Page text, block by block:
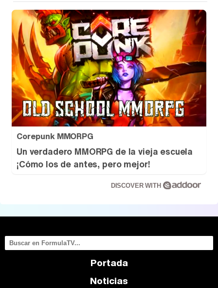
Corepunk MMORPG
Un verdadero MMORPG de la vieja escuela
¡Cómo los de antes, pero mejor!
DISCOVER WITH
Portada
Noticias